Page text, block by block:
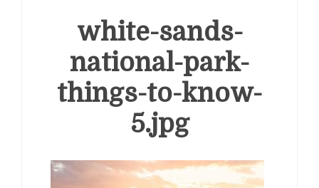
white-sands-
national-park-
things-to-know-
5.jpg